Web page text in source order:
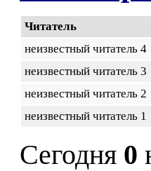
Читатель
неизвестный читатель 4
неизвестный читатель 3
неизвестный читатель 2
неизвестный читатель 1
Сегодня 0